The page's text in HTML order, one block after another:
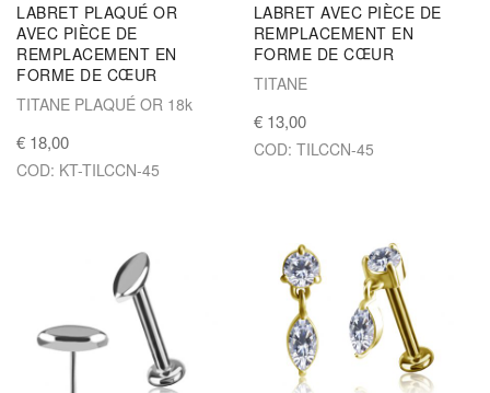
LABRET PLAQUÉ OR
AVEC PIÈCE DE
REMPLACEMENT EN
FORME DE CŒUR
TITANE PLAQUÉ OR 18k
€ 18,00
COD: KT-TILCCN-45
LABRET AVEC PIÈCE DE
REMPLACEMENT EN
FORME DE CŒUR
TITANE
€ 13,00
COD: TILCCN-45